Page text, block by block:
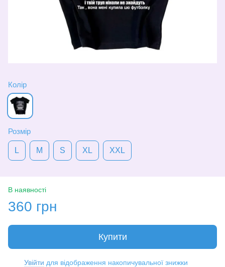
Колір
Розмір
L M S XL XXL
В наявності
360 грн
Купити
Увійти для відображення накопичувальної знижки